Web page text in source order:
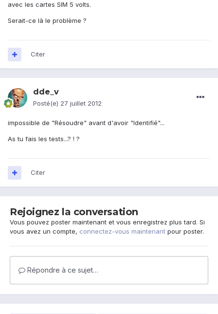
avec les cartes SIM 5 volts.
Serait-ce là le problème ?
Citer
dde_v
Posté(e) 27 juillet 2012
impossible de "Résoudre" avant d'avoir "Identifié"...
As tu fais les tests...? ! ?
Citer
Rejoignez la conversation
Vous pouvez poster maintenant et vous enregistrez plus tard. Si
vous avez un compte, connectez-vous maintenant pour poster.
Répondre à ce sujet…